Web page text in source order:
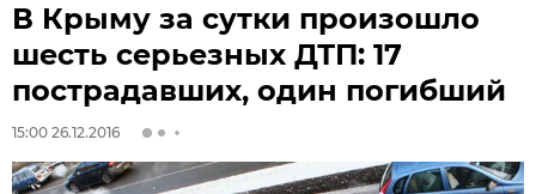
В Крыму за сутки произошло
шесть серьезных ДТП: 17
пострадавших, один погибший
15:00 26.12.2016